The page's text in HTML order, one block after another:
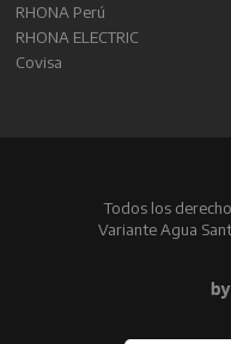
RHONA Perú
RHONA ELECTRIC
Covisa
Todos los
Variante Agua